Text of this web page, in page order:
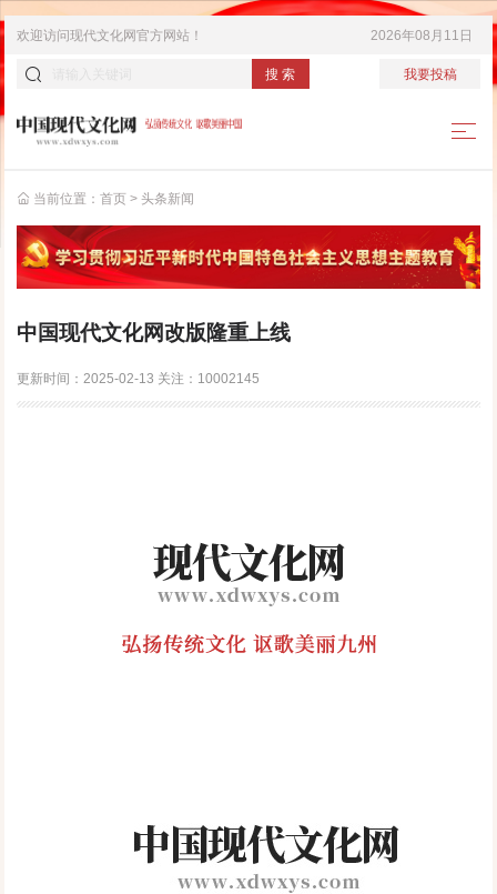
欢迎访问现代文化网官方网站！ 2026年08月11日
搜 索 我要投稿
当前位置：首页 >头条新闻
中国现代文化网改版隆重上线
更新时间： 2025-02-13 关注： 10002145